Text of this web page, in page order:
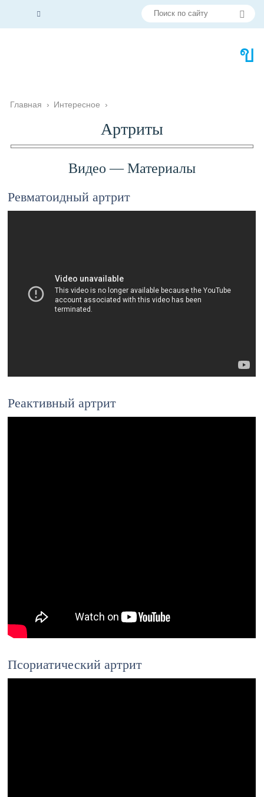
Главная › Интересное ›
Артриты
Видео — Материалы
Ревматоидный артрит
Реактивный артрит
Псориатический артрит